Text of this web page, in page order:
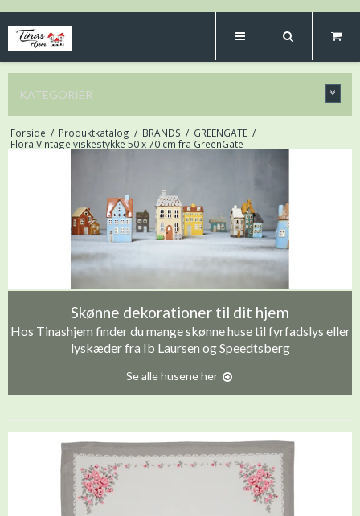
KATEGORIER
Forside / Produktkatalog / BRANDS / GREENGATE /
Flora Vintage viskestykke 50 x 70 cm fra GreenGate
Skønne dekorationer til dit hjem
Hos Tinashjem finder du mange skønne huse til fyrfadslys eller
lyskæder fra Ib Laursen og Speedtsberg
Se alle husene her